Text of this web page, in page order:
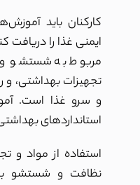
کارکنان باید
ایمنی غذا را
مربوط به شستشو و
تجهیزات بهداشتی،
و سرو غذا است.
استانداردهای
استفاده از مواد و
نظافت و شستشو